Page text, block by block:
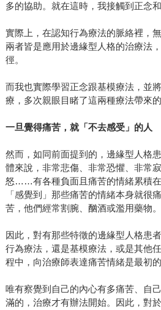
多的協助。就在這時，我接觸到正念和
實際上，在認知行為療法的脈絡裡，
兩者皆是應用於邊緣型人格的治療法
徑。
而我也實際學習正念跟基模療法，並
療，多次親眼目睹了這兩種療法帶來的
一旦覺得痛苦，就「不去感受」的人
然而，如同前面提到的，邊緣型人格
體來說，非常悲傷、非常恐懼、非常
怒……有各種負面且痛苦的情緒累積
「感覺到」那些痛苦的情緒本身就很
苦，他們經常割腕、酗酒或濫用藥物。
因此，對有那些特徵的邊緣型人格患
行為療法，還是基模療法，或是其他
程中，向治療師表達痛苦情緒是最初的
唯有察覺到自己的內心有多痛苦、自
滿的，治療才有辦法開始。因此，對